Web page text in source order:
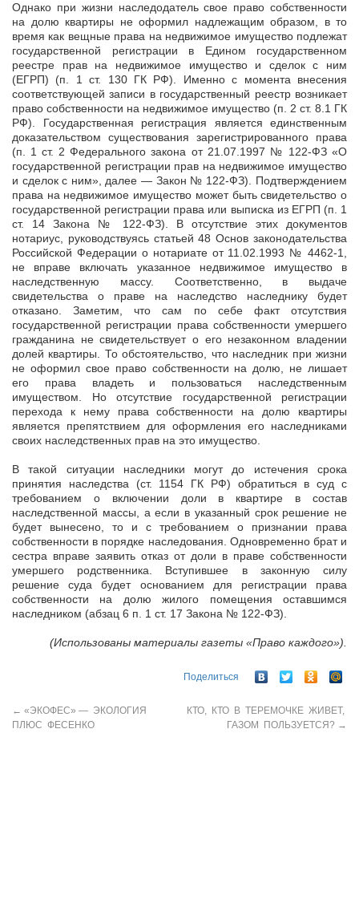
Однако при жизни наследодатель свое право собственности
на долю квартиры не оформил надлежащим образом, в то
время как вещные права на недвижимое имущество пoдлежат
государственной регистрации в Едином государственном
реестре прав на недвижимое имущество и сделок с ним
(ЕГРП) (п. 1 ст. 130 ГК РФ). Именно с момента внесения
соответствующей записи в государственный реестр возникает
право собственности на недвижимое имущество (п. 2 ст. 8.1 ГК
РФ). Государственная регистрация является единственным
доказательством существования зарегистрированного права
(п. 1 ст. 2 Федерального закона от 21.07.1997 № 122-ФЗ «О
государственной регистрации прав на недвижимое имущество
и сделок с ним», далее — Закон № 122-ФЗ). Подтверждением
права на недвижимое имущество может быть свидетельство о
государственной регистрации права или выписка из ЕГРП (п. 1
ст. 14 Закона № 122-ФЗ). В отсутствие этих документов
нотариус, руководствуясь статьей 48 Основ законодательства
Российской Федерации о нотариате от 11.02.1993 № 4462-1,
не вправе включать указанное недвижимое имущество в
наследственную массу. Соответственно, в выдаче
свидетельства о праве на наследство наследнику будет
отказано. Заметим, что сам по себе факт отсутствия
государственной регистрации права собственности умершего
гражданина не свидетельствует о его незаконном владении
долей квартиры. То обстоятельство, что наследник при жизни
не оформил свое право собственности на долю, не лишает
его права владеть и пользоваться наследственным
имуществом. Но отсутствие государственной регистрации
перехода к нему права собственности на долю квартиры
является препятствием для оформления его наследниками
своих наследственных прав на это имущество.
В такой ситуации наследники могут до истечения срока
принятия наследства (ст. 1154 ГК РФ) обратиться в суд с
требованием о включении доли в квартире в состав
наследственной массы, а если в указанный срок решение не
будет вынесено, то и с требованием о признании права
собственности в порядке наследования. Одновременно брат и
сестра вправе заявить отказ от доли в праве собственности
умершего родственника. Вступившее в законную силу
решение суда будет основанием для регистрации права
собственности на долю жилого помещения оставшимся
наследником (абзац 6 п. 1 ст. 17 Закона № 122-ФЗ).
(Использованы материалы газеты «Право каждого»).
Поделиться
← «ЭКОФЕС» — ЭКОЛОГИЯ
ПЛЮС ФЕСЕНКО
КТО, КТО В ТЕРЕМОЧКЕ ЖИВЕТ,
ГАЗОМ ПОЛЬЗУЕТСЯ? →